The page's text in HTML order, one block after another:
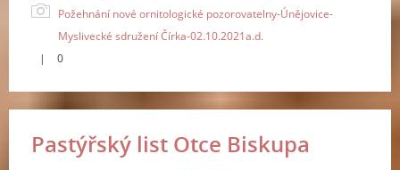
Požehnání nové ornitologické pozorovatelny-Únějovice-
Myslivecké sdružení Čírka-02.10.2021a.d.
|
0
Pastýřský list Otce Biskupa